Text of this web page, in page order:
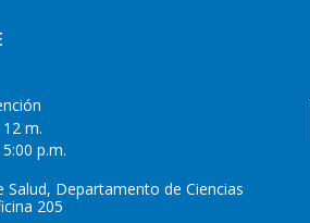
m.
p.m.
Salud, Departamento de Ciencias
205